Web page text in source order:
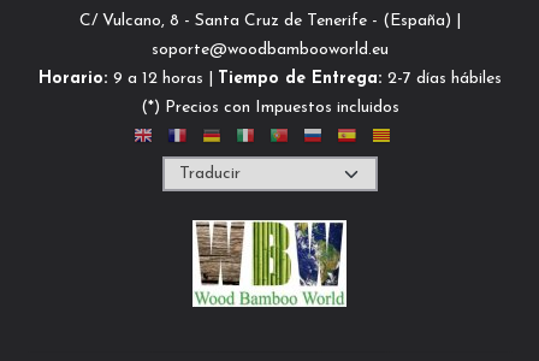
C/ Vulcano, 8 - Santa Cruz de Tenerife - (España) |
soporte@woodbambooworld.eu
Horario: 9 a 12 horas | Tiempo de Entrega: 2-7 días hábiles
(*) Precios con Impuestos incluidos